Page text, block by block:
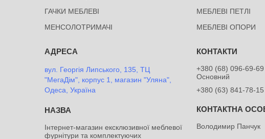
ГАЧКИ МЕБЛЕВІ
МЕНСОЛОТРИМАЧІ
МЕБЛЕВІ ПЕТЛІ
МЕБЛЕВІ ОПОРИ
вул. Георгія Липського, 135, ТЦ
"МегаДім", корпус 1, магазин "Уляна",
Одеса, Україна
Інтернет-магазин ексклюзивної меблевої
фурнітури та комплектуючих
+380 (68) 096-69-69
Основний
+380 (63) 841-78-15
Володимир Панчук